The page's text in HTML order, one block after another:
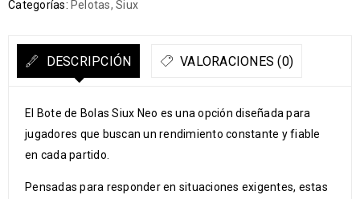
Categorías: Pelotas, Siux
DESCRIPCIÓN VALORACIONES (0)
El Bote de Bolas Siux Neo es una opción diseñada para
jugadores que buscan un rendimiento constante y fiable
en cada partido.
Pensadas para responder en situaciones exigentes, estas